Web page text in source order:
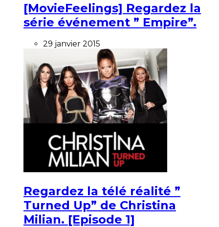
[MovieFeelings] Regardez la
série événement ” Empire”.
29 janvier 2015
Regardez la télé réalité ”
Turned Up” de Christina
Milian. [Episode 1]